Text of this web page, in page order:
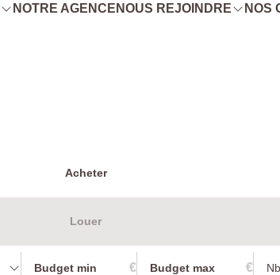
NOTRE AGENCE NOUS REJOINDRE NOS
Acheter
Louer
€ €